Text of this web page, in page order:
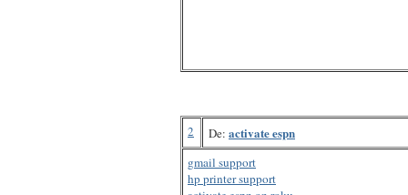
2 De: activate espn
gmail support
hp printer support